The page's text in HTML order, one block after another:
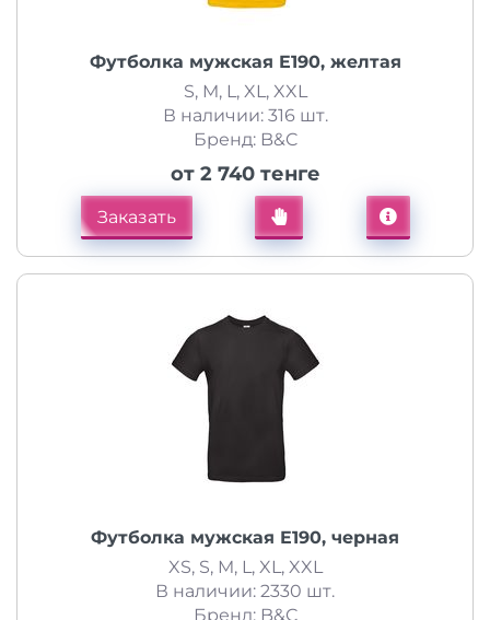
Футболка мужская E190, желтая
S, M, L, XL, XXL
В наличии: 316 шт.
Бренд: B&C
от 2 740 тенге
Заказать
Футболка мужская E190, черная
XS, S, M, L, XL, XXL
В наличии: 2330 шт.
Бренд: B&C